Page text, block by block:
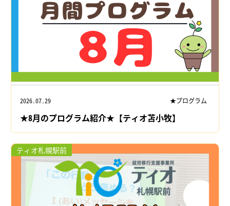
2026.07.29 ★プログラム
★8月のプログラム紹介★【ティオ苫小牧】
ティオ札幌駅前